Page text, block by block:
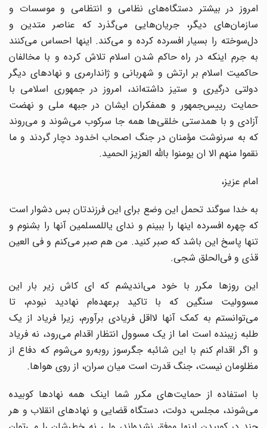
امروز در بیشتر دستگاه‌های نظامی و انتظامی و موسسات و
سازمان‌های دیگر، جریان‌هایی می‌گذرد که عناصر متدین و
دل‌سوخته را بسیار افسرده کرده و می‌کند. اینها احساس می‌کنند
به جرم اینکه در راه حاکم شدن اسلام تلاش کرده و با مخالفان
حاکمیت اسلام بر ارتش و شهربانی و ژاندارمری و نهادهای دیگر
دولتی درگیری و ستیز داشته‌اند، امروز در جمهوری اسلامی با
حمایت رییس‌جمهور و همفکران ایشان در جبهه ملی و نهضت
آزادی و با همدستی خلقی‌ها همه جا سرکوب می‌شوند و می‌روند
که به سرنوشت مؤمنان در جنگ اصحاب اخدود دچار گردند و ما
نقموا منهم الا ان یومنوا بالله العزیز الحمید.
امام عزیز،
به خدا سوگند تحمل این وضع برای این فرزندتان بس دشوار است
که چهره‌ افسرده‌ اینها را ببینم و ندای یاللمسلمین آنها را بشنوم و
تنها پاسخ این باشد که صبر کنید. من هم صبر می‌‌کنم و فی العین
قذی و فی‌الحلق شجی.
این روز‌ها مکرر با خود می‌اندیشم که ‌ای کاش زیر بار این
مسوولیت سنگین که با تاکید برعهده‌ام نهادید نبودم، تا
می‌توانستم به کمک آنها لااقل فریادی برآورم، زیرا فریاد از یک
طلبه زیبنده است اما از یک مسوول انتظار اقدام می‌رود، نه فریاد
و اگر اقدام کنم با این شائبه جگرسوز رو‌به‌رو می‌شوم که دفاع از
مظلومان نیست، جنگ قدرت است میان سران، از روی هوا‌ها.
با استفاده از حمایت‌های مکرر شما اینک همه نهاد‌ها کوبیده
می‌شوند، مجلس، دولت، دستگاه قضایی و نهادهای انقلاب و هر